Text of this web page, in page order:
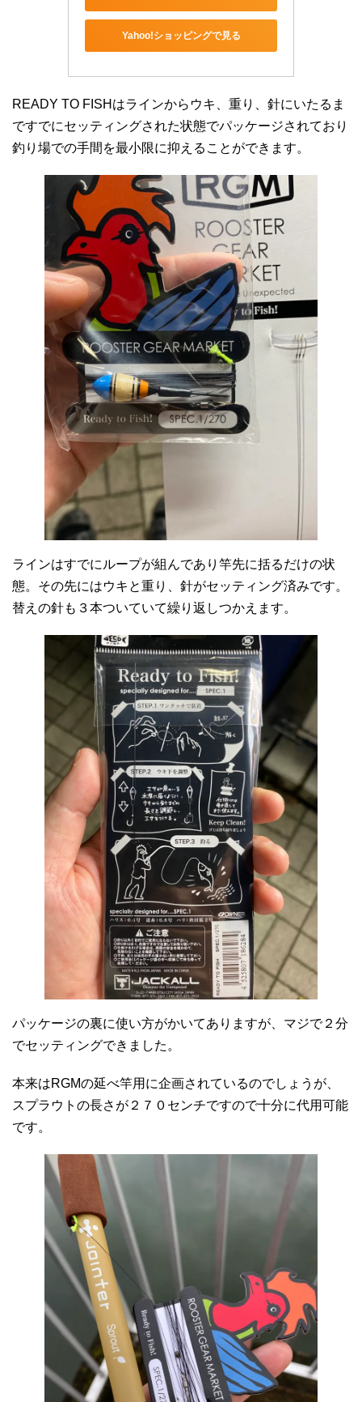
Yahoo!ショッピングで見る
READY TO FISHはラインからウキ、重り、針にいたるま
ですでにセッティングされた状態でパッケージされており
釣り場での手間を最小限に抑えることができます。
ラインはすでにループが組んであり竿先に括るだけの状
態。その先にはウキと重り、針がセッティング済みです。
替えの針も３本ついていて繰り返しつかえます。
パッケージの裏に使い方がかいてありますが、マジで２分
でセッティングできました。
本来はRGMの延べ竿用に企画されているのでしょうが、
スプラウトの長さが２７０センチですので十分に代用可能
です。